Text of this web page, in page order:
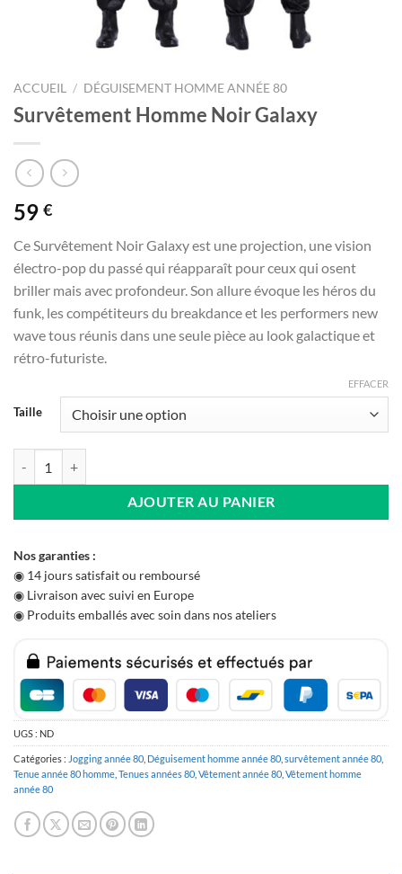
ACCUEIL / DÉGUISEMENT HOMME ANNÉE 80
Survêtement Homme Noir Galaxy
59 €
Ce Survêtement Noir Galaxy est une projection, une vision
électro-pop du passé qui réapparaît pour ceux qui osent
briller mais avec profondeur. Son allure évoque les héros du
funk, les compétiteurs du breakdance et les performers new
wave tous réunis dans une seule pièce au look galactique et
rétro-futuriste.
Taille
EFFACER
AJOUTER AU PANIER
Nos garanties :
◉ 14 jours satisfait ou remboursé
◉ Livraison avec suivi en Europe
◉ Produits emballés avec soin dans nos ateliers
UGS : ND
Catégories : Jogging année 80 Déguisement homme année 80 survêtement année 80
Tenue année 80 homme Tenues années 80 Vêtement année 80 Vêtement homme
année 80